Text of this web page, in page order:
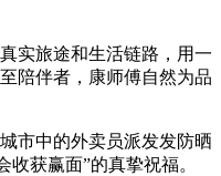
实旅途和生活链路，用一
陪伴者，康师傅自然为品
市中的外卖员派发发防晒
收获赢面”的真挚祝福。